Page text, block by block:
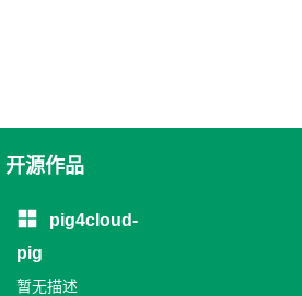
开源作品
pig4cloud-
pig
暂无描述